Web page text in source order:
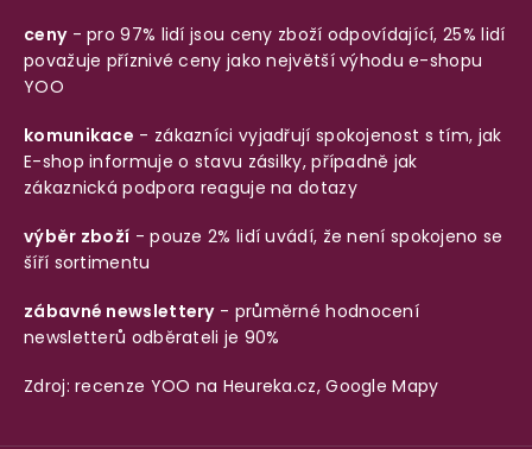
ceny- pro 97% lidí jsou ceny zboží odpovídající, 25% lidí
považuje příznivé ceny jako největší výhodu e-shopu
YOO
komunikace - zákazníci vyjadřují spokojenost s tím, jak
E-shop informuje o stavu zásilky, případně jak
zákaznická podpora reaguje na dotazy
výběr zboží - pouze 2% lidí uvádí, že není spokojeno se
šíří sortimentu
zábavné newslettery- průměrné hodnocení
newsletterů odběrateli je 90%
Zdroj: recenze YOO na Heureka.cz,Google Mapy